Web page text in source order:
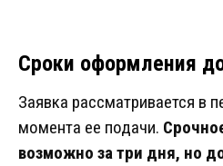
Сроки оформления
Заявка рассматривается в
момента ее подачи.
возможно за три дня, но